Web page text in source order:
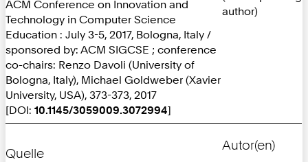
ACM Conference on Innovation and
Technology in Computer Science
Education : July 3-5, 2017, Bologna, Italy /
sponsored by: ACM SIGCSE ; conference
co-chairs: Renzo Davoli (University of
Bologna, Italy), Michael Goldweber (Xavier
University, USA), 373-373, 2017
[DOI: 10.1145/3059009.3072994]
author)
Quelle
Autor(en)